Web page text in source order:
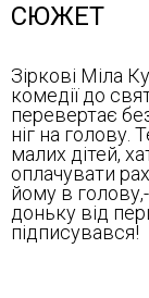
СЮЖЕТ
Зіркові Міла
комедії до
перевертає
ніг на голову.
малих дітей,
оплачувати
йому в
доньку від
підписувався!